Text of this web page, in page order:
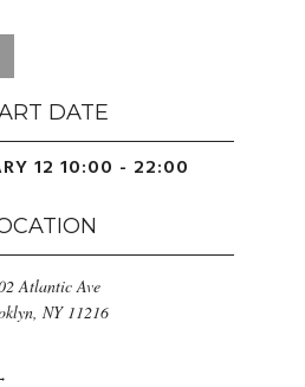
DATE
12 10:00 - 22:00
Atlantic Ave
NY 11216